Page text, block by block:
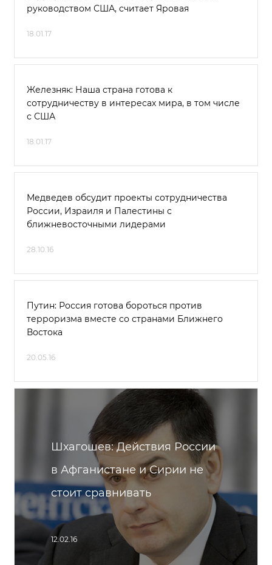
руководством США, считает Яровая
18.01.17
Железняк: Наша страна готова к
сотрудничеству в интересах мира, в том числе
с США
18.01.17
Медведев обсудит проекты сотрудничества
России, Израиля и Палестины с
ближневосточными лидерами
28.10.16
Путин: Россия готова бороться против
терроризма вместе со странами Ближнего
Востока
20.05.16
Шхагошев: Действия России
в Афганистане и Сирии не
стоит сравнивать
12.02.16